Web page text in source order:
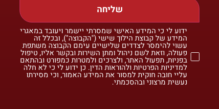
שליחה
ידוע לי כי המידע האישי שמסרתי יישמר ויעובד במאגרי
המידע של קבוצת הילוך שישי ("הקבוצה"), ובכלל זה
עשוי להימסר לצדדים שלישיים עימם הקבוצה משתפת
פעולה, וזאת לשם ניהול ומתן השירות ובקשר אליו, טיפול
בפניות, תפעול האתר, ולצרכים ולמטרות כמפורט ובהתאם
למדיניות הפרטיות ולהוראות הדין. כן ידוע לי כי לא חלה
עליי חובה חוקית למסור את המידע האמור, וכי מסירתו
נעשית מרצוני ובהסכמתי.